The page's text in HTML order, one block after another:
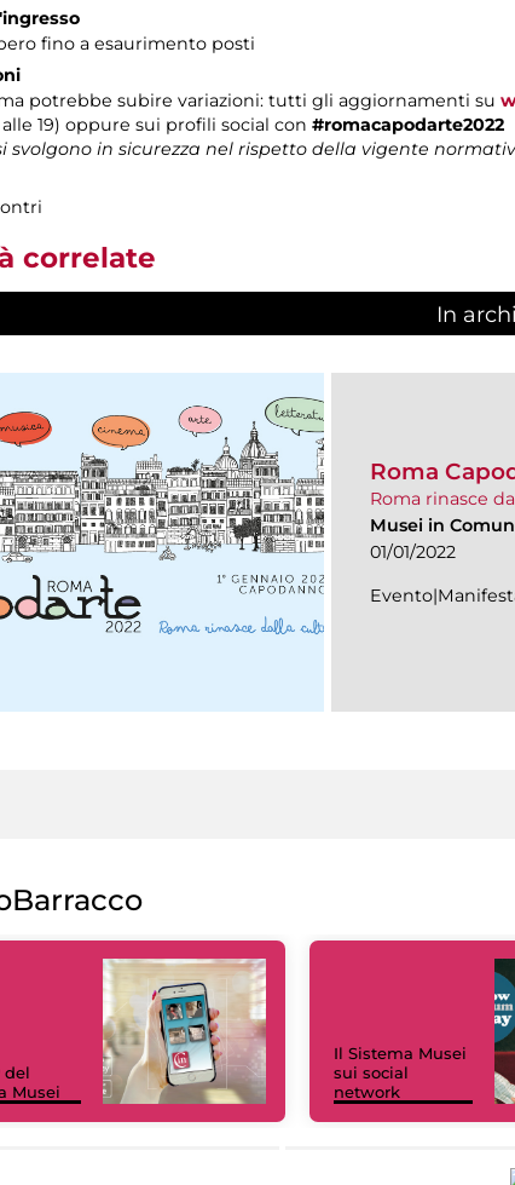
fino a esaurimento posti
potrebbe subire variazioni: tutti gli aggiornamenti su
19) oppure sui profili social con #romacapodarte2022
svolgono in sicurezza nel rispetto della vigente
correlate
In
Roma
Roma rinasce
Musei in
01/01/2022
del
Musei
Il Sistema Musei
sui social
network